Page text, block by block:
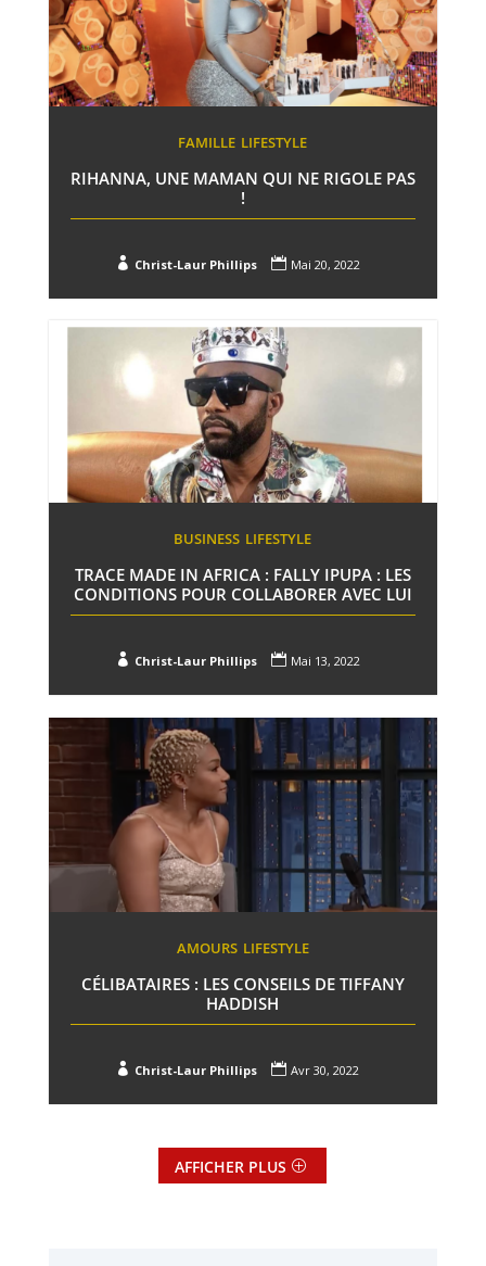
FAMILLE LIFESTYLE
RIHANNA, UNE MAMAN QUI NE RIGOLE PAS
!
 Christ-Laur Phillips  Mai 20, 2022
BUSINESS LIFESTYLE
TRACE MADE IN AFRICA : FALLY IPUPA : LES
CONDITIONS POUR COLLABORER AVEC LUI
 Christ-Laur Phillips  Mai 13, 2022
AMOURS LIFESTYLE
CÉLIBATAIRES : LES CONSEILS DE TIFFANY
HADDISH
 Christ-Laur Phillips  Avr 30, 2022
AFFICHER PLUS